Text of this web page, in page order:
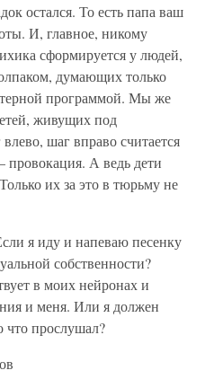
остался. То есть папа ваш
И, главное, никому
сформируется у людей,
думающих только
программой. Мы же
живущих под
шаг вправо считается
А ведь дети
их за это в тюрьму не
я иду и напеваю песенку
собственности?
в моих нейронах и
и меня. Или я должен
что прослушал?